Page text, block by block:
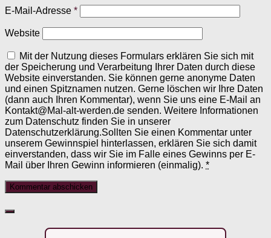
E-Mail-Adresse *
Website
Mit der Nutzung dieses Formulars erklären Sie sich mit
der Speicherung und Verarbeitung Ihrer Daten durch diese
Website einverstanden. Sie können gerne anonyme Daten
und einen Spitznamen nutzen. Gerne löschen wir Ihre Daten
(dann auch Ihren Kommentar), wenn Sie uns eine E-Mail an
Kontakt@Mal-alt-werden.de senden. Weitere Informationen
zum Datenschutz finden Sie in unserer
Datenschutzerklärung.Sollten Sie einen Kommentar unter
unserem Gewinnspiel hinterlassen, erklären Sie sich damit
einverstanden, dass wir Sie im Falle eines Gewinns per E-
Mail über Ihren Gewinn informieren (einmalig). *